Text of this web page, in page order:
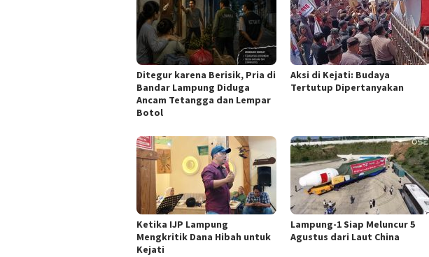
Ditegur karena Berisik, Pria di
Bandar Lampung Diduga
Ancam Tetangga dan Lempar
Botol
Aksi di Kejati: Budaya
Tertutup Dipertanyakan
Ketika IJP Lampung
Mengkritik Dana Hibah untuk
Kejati
Lampung-1 Siap Meluncur 5
Agustus dari Laut China